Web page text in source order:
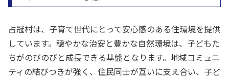
占冠村は、子育て世代にとって安心感のある住環境を提供
しています。穏やかな治安と豊かな自然環境は、子どもた
ちがのびのびと成長できる基盤となります。地域コミュニ
ティの結びつきが強く、住民同士が互いに支え合い、子ど